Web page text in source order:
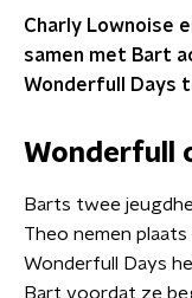
Charly Lownoise
samen met Bart
Wonderfull Days
Wonderfull
Barts twee
Theo nemen
Wonderfull Days
Bart voordat ze